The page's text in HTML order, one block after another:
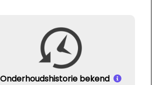
Onderhoudshistorie bekend